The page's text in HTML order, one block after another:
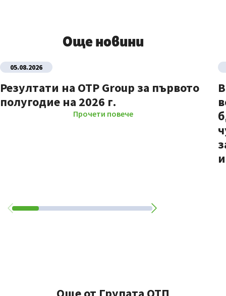
Още новини
05.08.2026
Резултати на OTP Group за първото
полугодие на 2026 г.
Прочети повече